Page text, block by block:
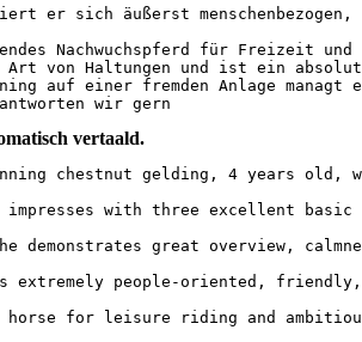
er sich äußerst
Nachwuchspferd für Freizeit
von Haltungen und ist ein
auf einer fremden Anlage
wir gern
vertaald.
chestnut gelding, 4 years old,
impresses with three excellent
demonstrates great overview,
extremely people-oriented,
horse for leisure riding and